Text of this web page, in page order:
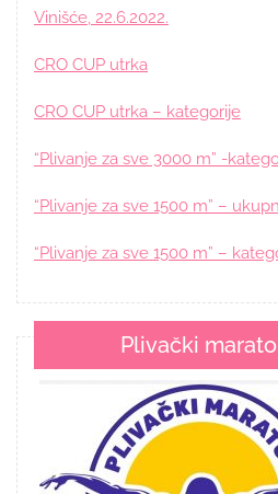
Vinišće, 22.6.2022.
CRO CUP utrka
CRO CUP utrka – kategorije
“Plivanje za sve 3000 m” -
“Plivanje za sve 1500 m” –
“Plivanje za sve 1500 m” –
Plivački